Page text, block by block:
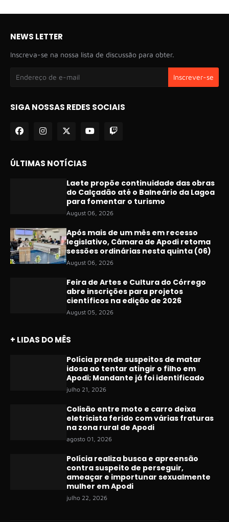
NEWS LETTER
Inscreva-se na nossa lista de discussão para obter.
SIGA NOSSAS REDES SOCIAIS
ÚLTIMAS NOTÍCIAS
Laete propõe continuidade das obras
do Calçadão até o Balneário da Lagoa
para fomentar o turismo
August 06, 2026
Após mais de um mês em recesso
legislativo, Câmara de Apodi retoma
sessões ordinárias nesta quinta (06)
August 06, 2026
Feira de Artes e Cultura do Córrego
abre inscrições para projetos
científicos na edição de 2026
August 05, 2026
+ LIDAS DO MÊS
Polícia prende suspeitos de matar
idosa ao tentar atingir o filho em
Apodi; Mandante já foi identificado
julho 21, 2026
Colisão entre moto e carro deixa
eletricista ferido com várias fraturas
na zona rural de Apodi
agosto 01, 2026
Polícia realiza busca e apreensão
contra suspeito de perseguir,
ameaçar e importunar sexualmente
mulher em Apodi
julho 22, 2026